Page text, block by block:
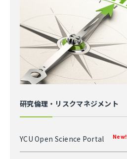
研究倫理・リスクマネジメント
YCU Open Science Portal New!